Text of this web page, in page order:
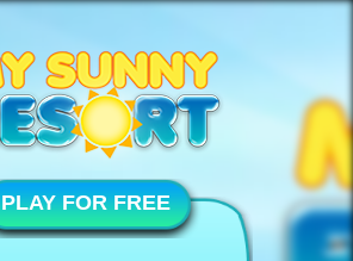
PLAY FOR FREE